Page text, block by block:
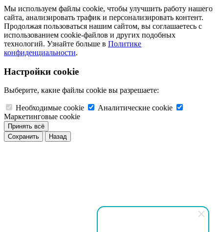
Мы используем файлы cookie, чтобы улучшить работу нашего
сайта, анализировать трафик и персонализировать контент.
Продолжая пользоваться нашим сайтом, вы соглашаетесь с
использованием cookie-файлов и других подобных
технологий. Узнайте больше в Политике
конфиденциальности.
Настройки cookie
Выберите, какие файлы cookie вы разрешаете:
Необходимые cookie
Аналитические cookie
Маркетинговые cookie
Принять всё
Сохранить
Назад